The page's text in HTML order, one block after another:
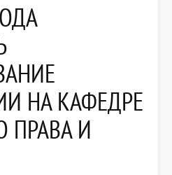
НА КАФЕДРЕ
ПРАВА И